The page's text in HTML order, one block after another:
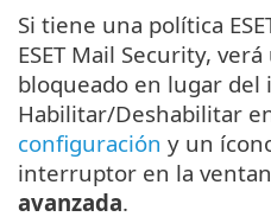
Si tiene una política
ESET Mail Security,
bloqueado en lugar
Habilitar/Deshabilitar
configuración y un
interruptor en la
avanzada.